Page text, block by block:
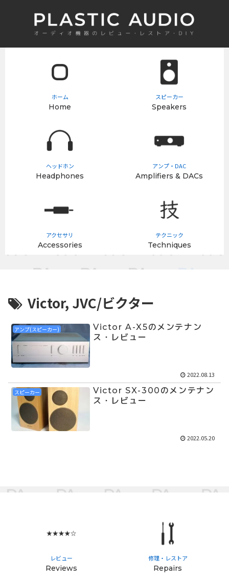
ホーム
Home
スピーカー
Speakers
ヘッドホン
Headphones
アンプ・DAC
Amplifiers & DACs
アクセサリ
Accessories
テクニック
Techniques
Victor, JVC/ビクター
アンプ(スピーカー)
Victor A-X5のメンテナン
ス・レビュー
2022.08.13
スピーカー
Victor SX-300のメンテナン
ス・レビュー
2022.05.20
レビュー
Reviews
修理・レストア
Repairs